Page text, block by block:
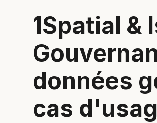
1Spatial &
données
cas